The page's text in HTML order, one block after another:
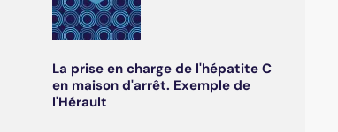
La prise en charge de l'hépatite C
en maison d'arrêt. Exemple de
l'Hérault